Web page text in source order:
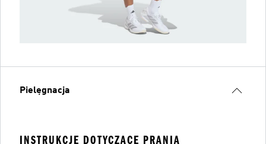
Pielęgnacja
INSTRUKCJE DOTYCZĄCE PRANIA